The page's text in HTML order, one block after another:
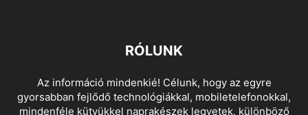
RÓLUNK
Az információ mindenkié! Célunk, hogy az egyre
gyorsabban fejlődő technológiákkal, mobiletelefonokkal,
mindenféle kütyükkel naprakészek legyetek, különböző